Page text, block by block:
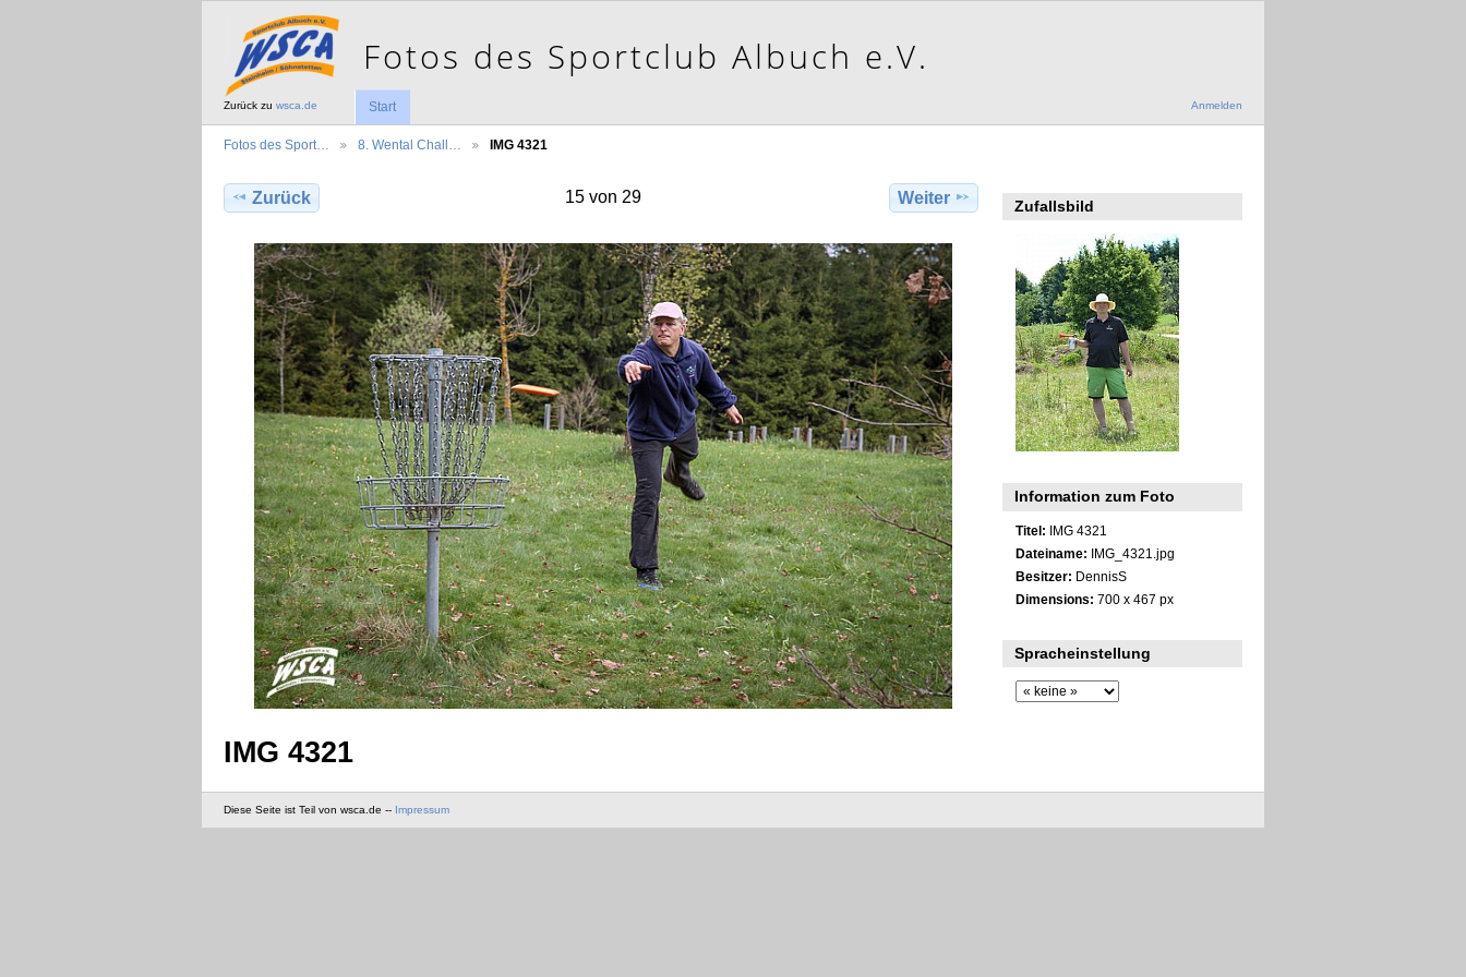
Zurück zu wsca.de Anmelden
Start
Fotos des Sport… 8. Wental Chall… IMG 4321
Zurück 15 von 29 Weiter
IMG 4321
Zufallsbild
Information zum Foto
Titel: IMG 4321
Dateiname: IMG_4321.jpg
Besitzer: DennisS
Dimensions: 700 x 467 px
Spracheinstellung
Diese Seite ist Teil von wsca.de -- Impressum